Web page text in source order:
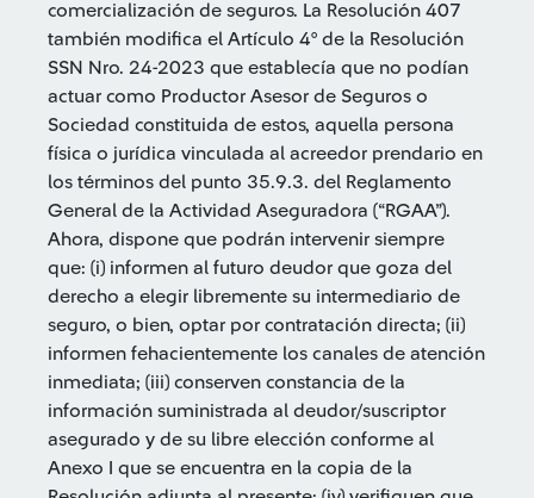
comercialización de seguros. La Resolución 407
también modifica el Artículo 4° de la Resolución
SSN Nro. 24-2023 que establecía que no podían
actuar como Productor Asesor de Seguros o
Sociedad constituida de estos, aquella persona
física o jurídica vinculada al acreedor prendario en
los términos del punto 35.9.3. del Reglamento
General de la Actividad Aseguradora (“RGAA”).
Ahora, dispone que podrán intervenir siempre
que: (i) informen al futuro deudor que goza del
derecho a elegir libremente su intermediario de
seguro, o bien, optar por contratación directa; (ii)
informen fehacientemente los canales de atención
inmediata; (iii) conserven constancia de la
información suministrada al deudor/suscriptor
asegurado y de su libre elección conforme al
Anexo I que se encuentra en la copia de la